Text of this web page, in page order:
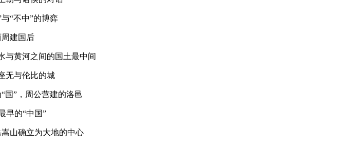
与“不中”的博弈
周建国后
与黄河之间的国土最中间
无与伦比的城
国”，周公营建的洛邑
早的“中国”
山确立为大地的中心